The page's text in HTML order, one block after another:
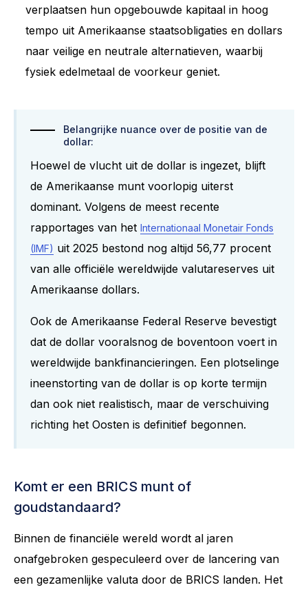
verplaatsen hun opgebouwde kapitaal in hoog
tempo uit Amerikaanse staatsobligaties en dollars
naar veilige en neutrale alternatieven, waarbij
fysiek edelmetaal de voorkeur geniet.
Belangrijke nuance over de positie van de
dollar:
Hoewel de vlucht uit de dollar is ingezet, blijft
de Amerikaanse munt voorlopig uiterst
dominant. Volgens de meest recente
rapportages van het Internationaal Monetair Fonds
(IMF) uit 2025 bestond nog altijd 56,77 procent
van alle officiële wereldwijde valutareserves uit
Amerikaanse dollars.
Ook de Amerikaanse Federal Reserve bevestigt
dat de dollar vooralsnog de boventoon voert in
wereldwijde bankfinancieringen. Een plotselinge
ineenstorting van de dollar is op korte termijn
dan ook niet realistisch, maar de verschuiving
richting het Oosten is definitief begonnen.
Komt er een BRICS munt of
goudstandaard?
Binnen de financiële wereld wordt al jaren
onafgebroken gespeculeerd over de lancering van
een gezamenlijke valuta door de BRICS landen. Het